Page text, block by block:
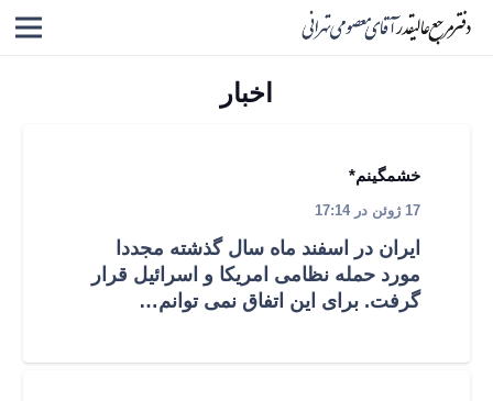
اخبار
خشمگینم*
17 ژوئن در 17:14
ایران در اسفند ماه سال گذشته مجددا
مورد حمله نظامی امریکا و اسرائیل قرار
گرفت. برای این اتفاق نمی­ توانم…